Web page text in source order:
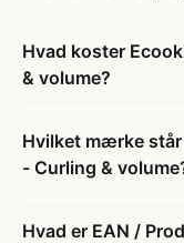
Hvad koster
& volume?
Hvilket mærke står
- Curling &
Hvad er EAN /